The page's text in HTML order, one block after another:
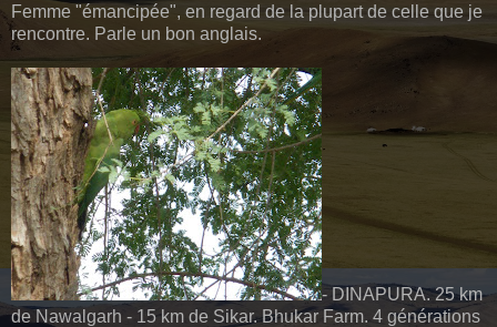
Femme "émancipée", en regard de la plupart de celle que je
rencontre. Parle un bon anglais.
- DINAPURA. 25 km
de Nawalgarh - 15 km de Sikar. Bhukar Farm. 4 générations